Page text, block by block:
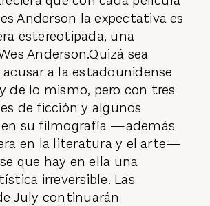
Anderson la expectativa es
estereotipada, una
Anderson.Quizá sea
a la estadounidense
de lo mismo, pero con tres
de ficción y algunos
su filmografía —además
en la literatura y el arte—
que hay en ella una
irreversible. Las
July continuarán